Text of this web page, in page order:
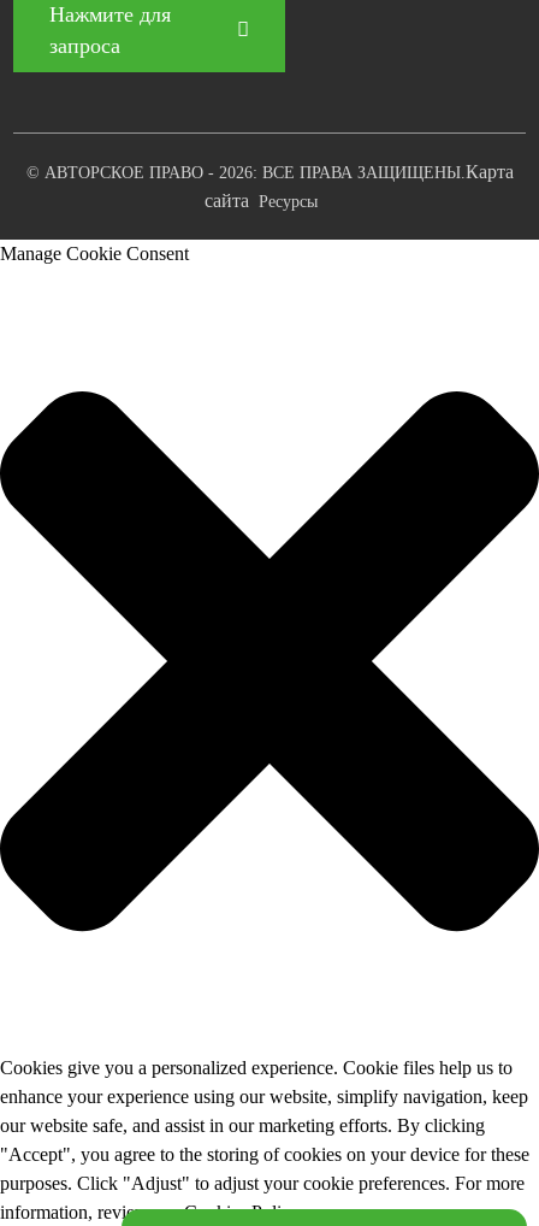
Нажмите для
запроса
© АВТОРСКОЕ ПРАВО - 2026: ВСЕ ПРАВА ЗАЩИЩЕНЫ. Карта
сайта Ресурсы
Manage Cookie Consent
Cookies give you a personalized experience. Cookie files help us to
enhance your experience using our website, simplify navigation, keep
our website safe, and assist in our marketing efforts. By clicking
"Accept", you agree to the storing of cookies on your device for these
purposes. Click "Adjust" to adjust your cookie preferences. For more
information, review our Cookies Policy.